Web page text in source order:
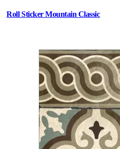
Roll Sticker Mountain Classic